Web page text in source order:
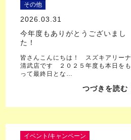
その他
2026.03.31
今年度もありがとうございまし
た！
皆さんこんにちは！ スズキアリーナ
清武店です ２０２５年度も本日をも
って最終日とな…
つづきを読む
イベント/キャンペーン